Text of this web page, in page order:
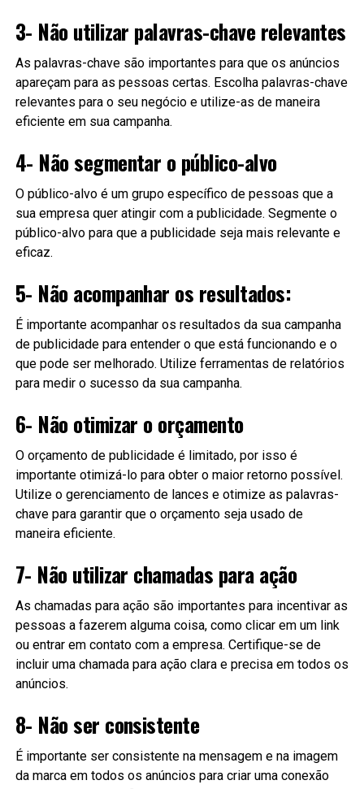
3- Não utilizar palavras-chave relevantes
As palavras-chave são importantes para que os anúncios
apareçam para as pessoas certas. Escolha palavras-chave
relevantes para o seu negócio e utilize-as de maneira
eficiente em sua campanha.
4- Não segmentar o público-alvo
O público-alvo é um grupo específico de pessoas que a
sua empresa quer atingir com a publicidade. Segmente o
público-alvo para que a publicidade seja mais relevante e
eficaz.
5- Não acompanhar os resultados:
É importante acompanhar os resultados da sua campanha
de publicidade para entender o que está funcionando e o
que pode ser melhorado. Utilize ferramentas de relatórios
para medir o sucesso da sua campanha.
6- Não otimizar o orçamento
O orçamento de publicidade é limitado, por isso é
importante otimizá-lo para obter o maior retorno possível.
Utilize o gerenciamento de lances e otimize as palavras-
chave para garantir que o orçamento seja usado de
maneira eficiente.
7- Não utilizar chamadas para ação
As chamadas para ação são importantes para incentivar as
pessoas a fazerem alguma coisa, como clicar em um link
ou entrar em contato com a empresa. Certifique-se de
incluir uma chamada para ação clara e precisa em todos os
anúncios.
8- Não ser consistente
É importante ser consistente na mensagem e na imagem
da marca em todos os anúncios para criar uma conexão